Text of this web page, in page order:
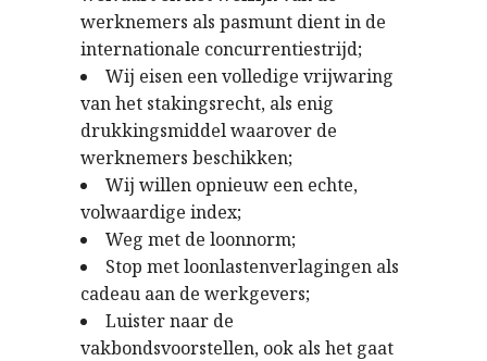
werknemers als pasmunt dient in de
internationale concurrentiestrijd;
Wij eisen een volledige vrijwaring
van het stakingsrecht, als enig
drukkingsmiddel waarover de
werknemers beschikken;
Wij willen opnieuw een echte,
volwaardige index;
Weg met de loonnorm;
Stop met loonlastenverlagingen als
cadeau aan de werkgevers;
Luister naar de
vakbondsvoorstellen, ook als het gaat